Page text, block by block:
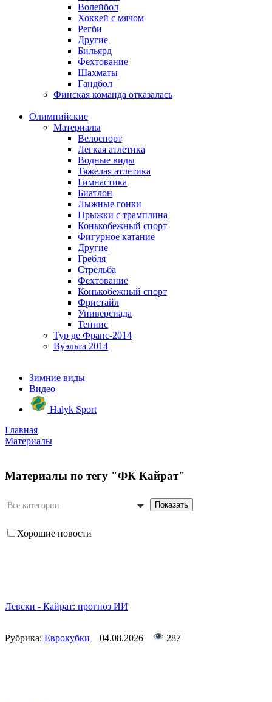
Волейбол
Хоккей с мячом
Регби
Другие
Бильярд
Фехтование
Шахматы
Гандбол
Финская команда отказалась
Олимпийские
Материалы
Велоспорт
Легкая атлетика
Водные виды
Тяжелая атлетика
Гимнастика
Биатлон
Лыжные гонки
Прыжки с трамплина
Конькобежный спорт
Фигурное катание
Другие
Гребля
Стрельба
Фехтование
Конькобежный спорт
Фристайл
Универсиада
Теннис
Тур де Франс-2014
Вуэльта 2014
Зимние виды
Видео
Halyk Sport
Главная
Материалы
Материалы по тегу "ФК Кайрат"
Все категории Показать
Хорошие новости
Левски - Кайрат: прогноз ИИ
Рубрика: Еврокубки 04.08.2026 287